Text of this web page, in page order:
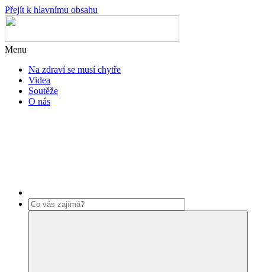
Přejít k hlavnímu obsahu
Menu
Na zdraví se musí chytře
Videa
Soutěže
O nás